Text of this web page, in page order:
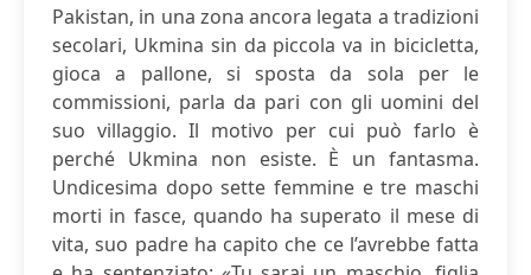
Pakistan, in una zona ancora legata a tradizioni
secolari, Ukmina sin da piccola va in bicicletta,
gioca a pallone, si sposta da sola per le
commissioni, parla da pari con gli uomini del
suo villaggio. Il motivo per cui può farlo è
perché Ukmina non esiste. È un fantasma.
Undicesima dopo sette femmine e tre maschi
morti in fasce, quando ha superato il mese di
vita, suo padre ha capito che ce l’avrebbe fatta